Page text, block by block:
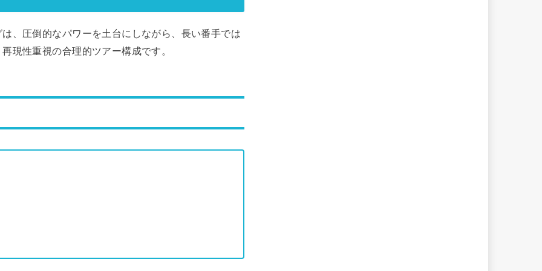
、圧倒的なパワーを土台にしながら、長い番手では
現性重視の合理的ツアー構成です。